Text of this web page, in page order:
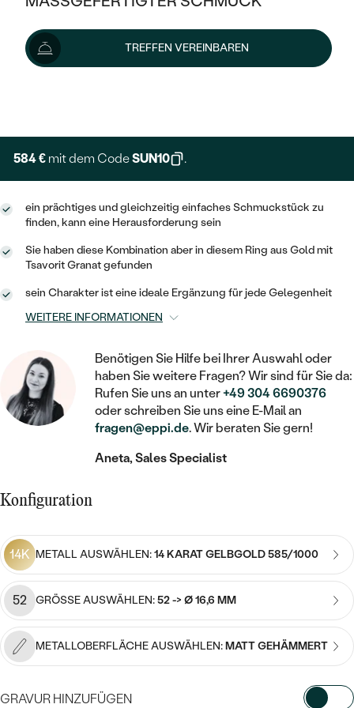
KLASSISCH
MEMOIRE
VINTAGE
AUSSERGEWÖHNLICHE
GEHÄMMERTE
VON HAND GRAVIERTE
MIT FÜLLUNG
IM SET
MIT MEHREREN DIAMANTEN
HALO
VINTAGE
IM SET
AUSSERGEWÖHNLICH
GESTALTE EINEN RING
WÄHLE EINEN RING
LAB GROWN DIAMANTEN ZUM
EINFASSEN
FARBIGE DIAMANTEN ZUM EINFASSEN
MIT LAB GROWN DIAMANT
MIT MOISSANIT
MIT FARBIGEN DIAMANTEN
MIT SCHWARZEN DIAMANTEN
AUSVERKAUF
WENN SCHMUCK HILFT
OHRRINGE
ANHÄNGER / KETTEN
ARMBÄNDER
SCHMUCK FÜR KINDER
BROSCHEN
SCHMUCKZUBEHÖR
NACH MATERIAL
GOLD
SILBER
PLATIN
NACH STEIN
DIAMANTSCHMUCK
PLATIN
OHRSTECKER
MINIMALISTISCHE
OHRHÄNGER
SOLITÄR
HERZ
KINDER
PIERCINGS
MIT DIAMANT
PERLENOHRRINGE
NACH PREIS
PREISWERTE
GOLD
SILBER
NACH STYL
ZUR GEBURT EINES KINDES
PERSONALISIERT
MEDAILLON
KETTEN
HERZKETTEN
MIT TIEREN
NACH EDELSTEIN
MIT DIAMANT
MIT EDELSTEIN
PERLENKETTEN
NACH PREIS
AUSVERKAUF
SILBER
NACH STYL
MINIMALISTISCHE
STATEMENT
SIEGELRINGE
PERSONALISIERT
MIT EDELSTEIN
PERLENRINGE
NACH PREIS
TREFFEN VEREINBAREN
649 €
Wir liefern den Schmuck innerhalb von 3 - 4 Wochen.
Lieferoptionen
584 € mit dem CodeSUN10 .
ein prächtiges und gleichzeitig einfaches Schmuckstück zu
finden, kann eine Herausforderung sein
Sie haben diese Kombination aber in diesem Ring aus Gold mit
Tsavorit Granat gefunden
sein Charakter ist eine ideale Ergänzung für jede Gelegenheit
WEITERE INFORMATIONEN
Benötigen Sie Hilfe bei Ihrer Auswahl oder
haben Sie weitere Fragen? Wir sind für Sie da:
Rufen Sie uns an unter+49 304 6690376
oder schreiben Sie uns eine E-Mail an
fragen@eppi.de. Wir beraten Sie gern!
Aneta, Sales Specialist
Konfiguration
14K METALL AUSWÄHLEN:14 KARAT GELBGOLD 585/1000
52 GRÖSSE AUSWÄHLEN:52 -> Ø 16,6 MM
METALLOBERFLÄCHE AUSWÄHLEN:MATT GEHÄMMERT
GRAVUR HINZUFÜGEN